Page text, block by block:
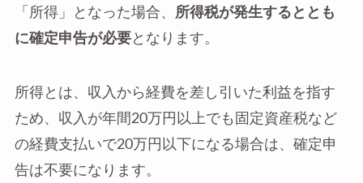
「所得」となった場合、
所得税が発生するととも
に確定申告が必要となります。
所得とは、収入から経費を差し引いた利益を指す
ため、収入が年間20万円以上でも固定資産税など
の経費支払いで20万円以下になる場合は、確定申
告は不要になります。